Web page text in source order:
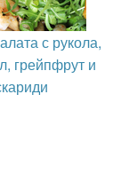
с рукола,
грейпфрут и